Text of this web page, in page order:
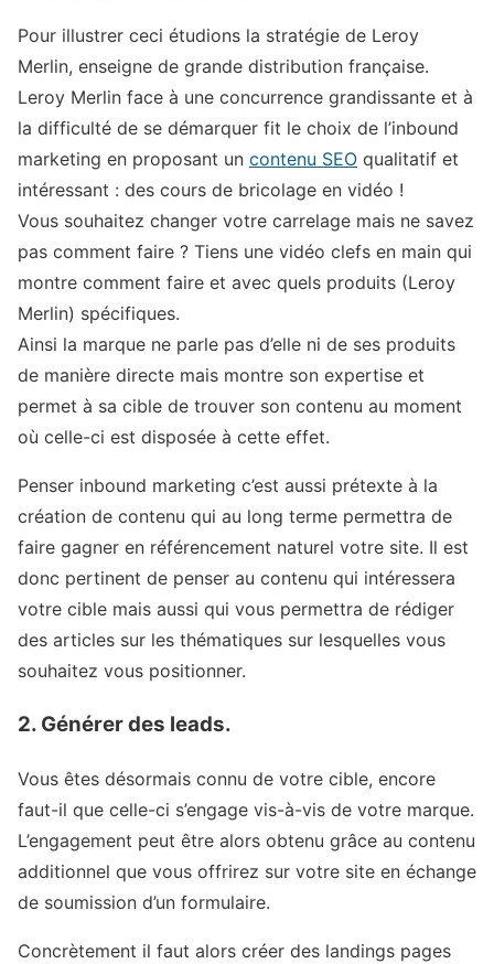
Pour illustrer ceci étudions la stratégie de Leroy
Merlin, enseigne de grande distribution française.
Leroy Merlin face à une concurrence grandissante et à
la difficulté de se démarquer fit le choix de l’inbound
marketing en proposant un contenu SEO qualitatif et
intéressant : des cours de bricolage en vidéo !
Vous souhaitez changer votre carrelage mais ne savez
pas comment faire ? Tiens une vidéo clefs en main qui
montre comment faire et avec quels produits (Leroy
Merlin) spécifiques.
Ainsi la marque ne parle pas d’elle ni de ses produits
de manière directe mais montre son expertise et
permet à sa cible de trouver son contenu au moment
où celle-ci est disposée à cette effet.
Penser inbound marketing c’est aussi prétexte à la
création de contenu qui au long terme permettra de
faire gagner en référencement naturel votre site. Il est
donc pertinent de penser au contenu qui intéressera
votre cible mais aussi qui vous permettra de rédiger
des articles sur les thématiques sur lesquelles vous
souhaitez vous positionner.
2. Générer des leads.
Vous êtes désormais connu de votre cible, encore
faut-il que celle-ci s’engage vis-à-vis de votre marque.
L’engagement peut être alors obtenu grâce au contenu
additionnel que vous offrirez sur votre site en échange
de soumission d’un formulaire.
Concrètement il faut alors créer des landings pages